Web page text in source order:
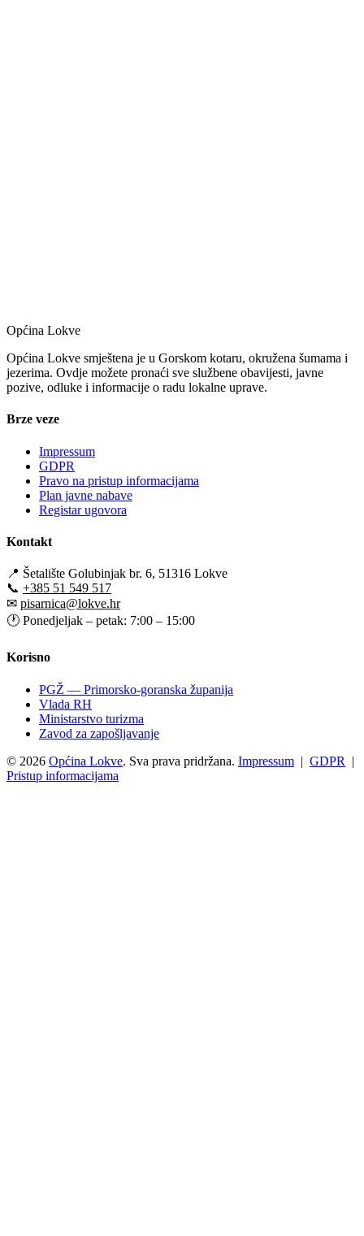
Općina Lokve
Općina Lokve smještena je u Gorskom kotaru, okružena šumama i
jezerima. Ovdje možete pronaći sve službene obavijesti, javne
pozive, odluke i informacije o radu lokalne uprave.
Brze veze
Impressum
GDPR
Pravo na pristup informacijama
Plan javne nabave
Registar ugovora
Kontakt
📍 Šetalište Golubinjak br. 6, 51316 Lokve
📞 +385 51 549 517
✉ pisarnica@lokve.hr
🕐 Ponedjeljak – petak: 7:00 – 15:00
Korisno
PGŽ — Primorsko-goranska županija
Vlada RH
Ministarstvo turizma
Zavod za zapošljavanje
© 2026 Općina Lokve. Sva prava pridržana. Impressum | GDPR
|
Pristup informacijama